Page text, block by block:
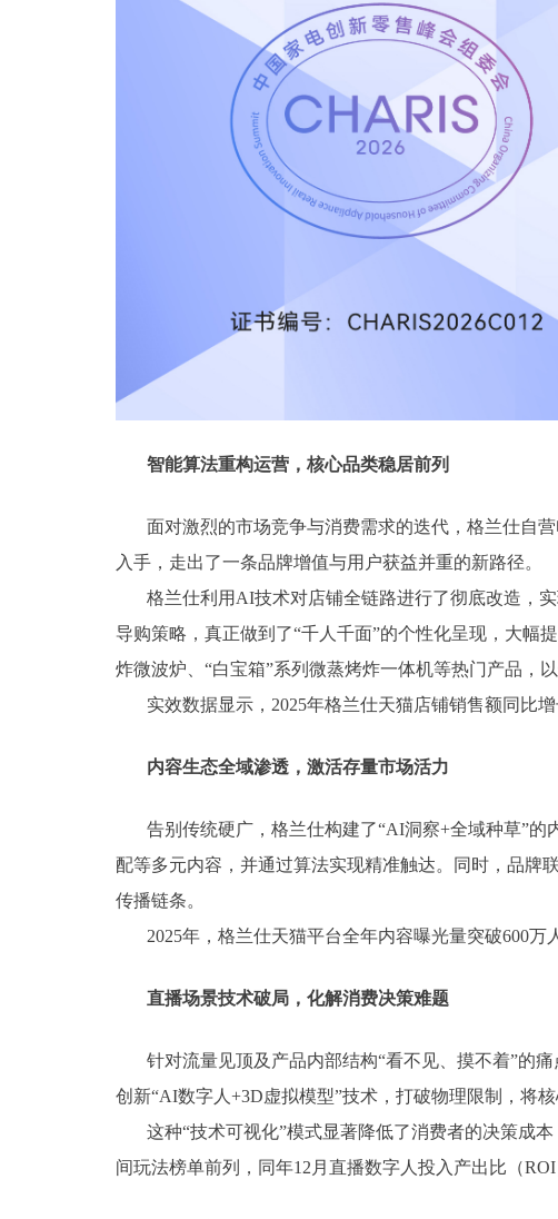
智能算法重构运营，核心品类稳居前列
面对激烈的市场竞争与消费需求的迭代，格兰仕自
入手，走出了一条品牌增值与用户获益并重的新路径。
格兰仕利用AI技术对店铺全链路进行了彻底改造，
导购策略，真正做到了“千人千面”的个性化呈现，大幅
炸微波炉、“白宝箱”系列微蒸烤炸一体机等热门产品，
实效数据显示，2025年格兰仕天猫店铺销售额同比
内容生态全域渗透，激活存量市场活力
告别传统硬广，格兰仕构建了“AI洞察+全域种草”
配等多元内容，并通过算法实现精准触达。同时，品牌
传播链条。
2025年，格兰仕天猫平台全年内容曝光量突破600万
直播场景技术破局，化解消费决策难题
针对流量见顶及产品内部结构“看不见、摸不着”的
创新“AI数字人+3D虚拟模型”技术，打破物理限制，将
这种“技术可视化”模式显著降低了消费者的决策成
间玩法榜单前列，同年12月直播数字人投入产出比（ROI